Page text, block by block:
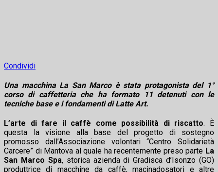
Condividi
Una macchina La San Marco è stata protagonista del 1°
corso di caffetteria che ha formato 11 detenuti con le
tecniche base e i fondamenti di Latte Art.
L’arte di fare il caffè come possibilità di riscatto. È
questa la visione alla base del progetto di sostegno
promosso dall’Associazione volontari “Centro Solidarietà
Carcere” di Mantova al quale ha recentemente preso parte La
San Marco Spa, storica azienda di Gradisca d’Isonzo (GO)
produttrice di macchine da caffè, macinadosatori e altre